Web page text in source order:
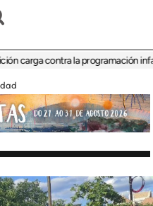
contra la programación infantil